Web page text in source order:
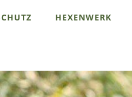
HEXENWERK